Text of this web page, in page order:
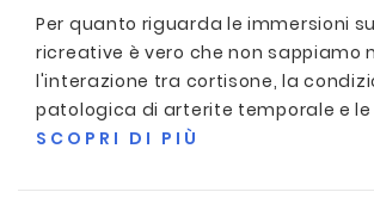
Per quanto riguarda le immersioni
ricreative è vero che non sappiamo
l'interazione tra cortisone, la
patologica di arterite temporale e le
SCOPRI DI PIÙ